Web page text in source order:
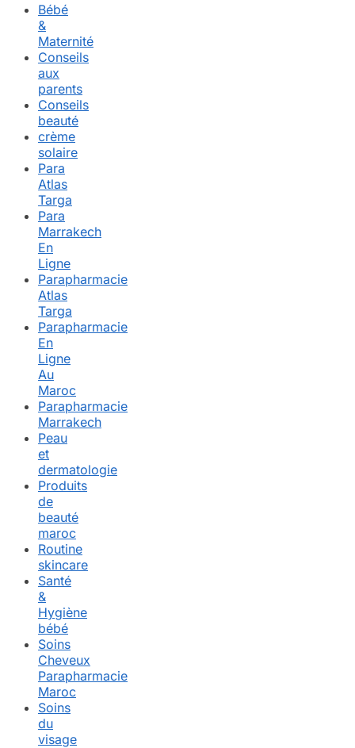
Bébé
&
Maternité
Conseils
aux
parents
Conseils
beauté
crème
solaire
Para
Atlas
Targa
Para
Marrakech
En
Ligne
Parapharmacie
Atlas
Targa
Parapharmacie
En
Ligne
Au
Maroc
Parapharmacie
Marrakech
Peau
et
dermatologie
Produits
de
beauté
maroc
Routine
skincare
Santé
&
Hygiène
bébé
Soins
Cheveux
Parapharmacie
Maroc
Soins
du
visage